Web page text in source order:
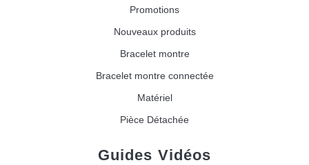
Promotions
Nouveaux produits
Bracelet montre
Bracelet montre connectée
Matériel
Pièce Détachée
Guides Vidéos